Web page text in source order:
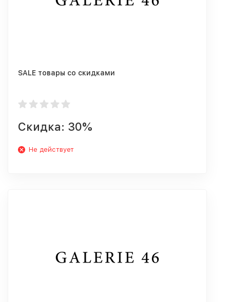
SALE товары со скидками
Скидка: 30%
Не действует